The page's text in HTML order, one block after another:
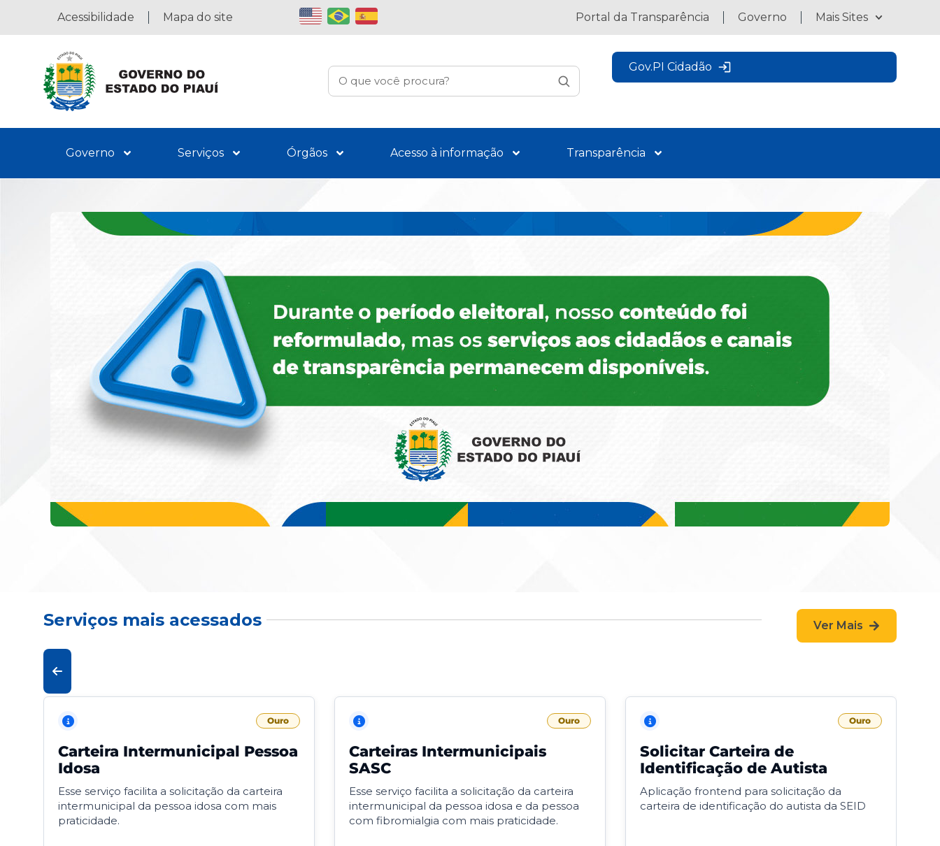
Acessibilidade Mapa do site Portal da Transparência Governo Mais Sites
Gov.PI Cidadão
Governo Serviços Órgãos Acesso à informação Transparência
Serviços mais acessados Ver Mais
Ouro
Carteira Intermunicipal Pessoa
Idosa
Esse serviço facilita a solicitação da carteira
intermunicipal da pessoa idosa com mais
praticidade.
Ouro
Carteiras Intermunicipais
SASC
Esse serviço facilita a solicitação da carteira
intermunicipal da pessoa idosa e da pessoa
com fibromialgia com mais praticidade.
Ouro
Solicitar Carteira de
Identificação de Autista
Aplicação frontend para solicitação da
carteira de identificação do autista da SEID